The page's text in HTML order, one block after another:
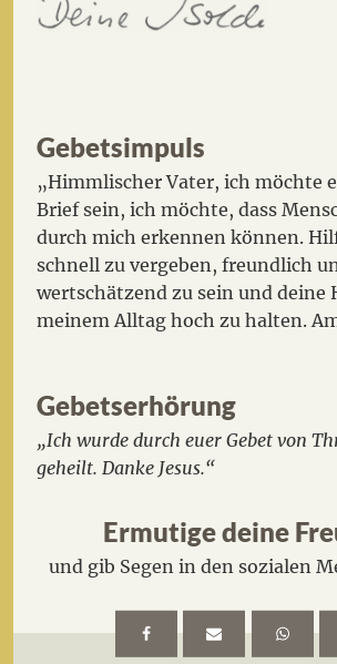
Gebetsimpuls
„Himmlischer Vater, ich möchte
Brief sein, ich möchte, dass
durch mich erkennen können.
schnell zu vergeben, freundlich
wertschätzend zu sein und deine
meinem Alltag hoch zu halten.
Gebetserhörung
„Ich wurde durch euer Gebet von
geheilt. Danke Jesus.“
Ermutige deine
und gib Segen in den sozialen